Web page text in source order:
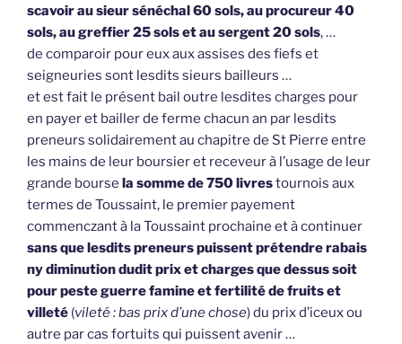
scavoir au sieur sénéchal 60 sols, au procureur 40
sols, au greffier 25 sols et au sergent 20 sols, …
de comparoir pour eux aux assises des fiefs et
seigneuries sont lesdits sieurs bailleurs …
et est fait le présent bail outre lesdites charges pour
en payer et bailler de ferme chacun an par lesdits
preneurs solidairement au chapitre de St Pierre entre
les mains de leur boursier et receveur à l’usage de leur
grande bourse la somme de 750 livrestournois aux
termes de Toussaint, le premier payement
commenczant à la Toussaint prochaine et à continuer
sans que lesdits preneurs puissent prétendre rabais
ny diminution dudit prix et charges que dessus soit
pour peste guerre famine et fertilité de fruits et
villeté (vileté : bas prix d’une chose) du prix d’iceux ou
autre par cas fortuits qui puissent avenir …